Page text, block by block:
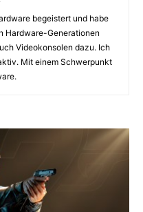
begeistert und habe
Hardware-Generationen
Videokonsolen dazu. Ich
Mit einem Schwerpunkt